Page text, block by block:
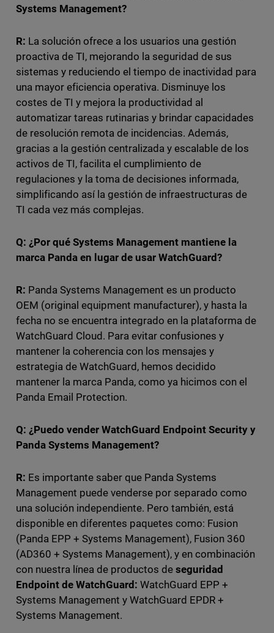
Systems Management?
R: La solución ofrece a los usuarios una gestión
proactiva de TI, mejorando la seguridad de sus
sistemas y reduciendo el tiempo de inactividad para
una mayor eficiencia operativa. Disminuye los
costes de TI y mejora la productividad al
automatizar tareas rutinarias y brindar capacidades
de resolución remota de incidencias. Además,
gracias a la gestión centralizada y escalable de los
activos de TI, facilita el cumplimiento de
regulaciones y la toma de decisiones informada,
simplificando así la gestión de infraestructuras de
TI cada vez más complejas.
Q: ¿Por qué Systems Management mantiene la
marca Panda en lugar de usar WatchGuard?
R: Panda Systems Management es un producto
OEM (original equipment manufacturer), y hasta la
fecha no se encuentra integrado en la plataforma de
WatchGuard Cloud. Para evitar confusiones y
mantener la coherencia con los mensajes y
estrategia de WatchGuard, hemos decidido
mantener la marca Panda, como ya hicimos con el
Panda Email Protection.
Q: ¿Puedo vender WatchGuard Endpoint Security y
Panda Systems Management?
R: Es importante saber que Panda Systems
Management puede venderse por separado como
una solución independiente. Pero también, está
disponible en diferentes paquetes como: Fusion
(Panda EPP + Systems Management), Fusion 360
(AD360 + Systems Management), y en combinación
con nuestra línea de productos deseguridad
Endpoint de WatchGuard: WatchGuard EPP +
Systems Management y WatchGuard EPDR +
Systems Management.